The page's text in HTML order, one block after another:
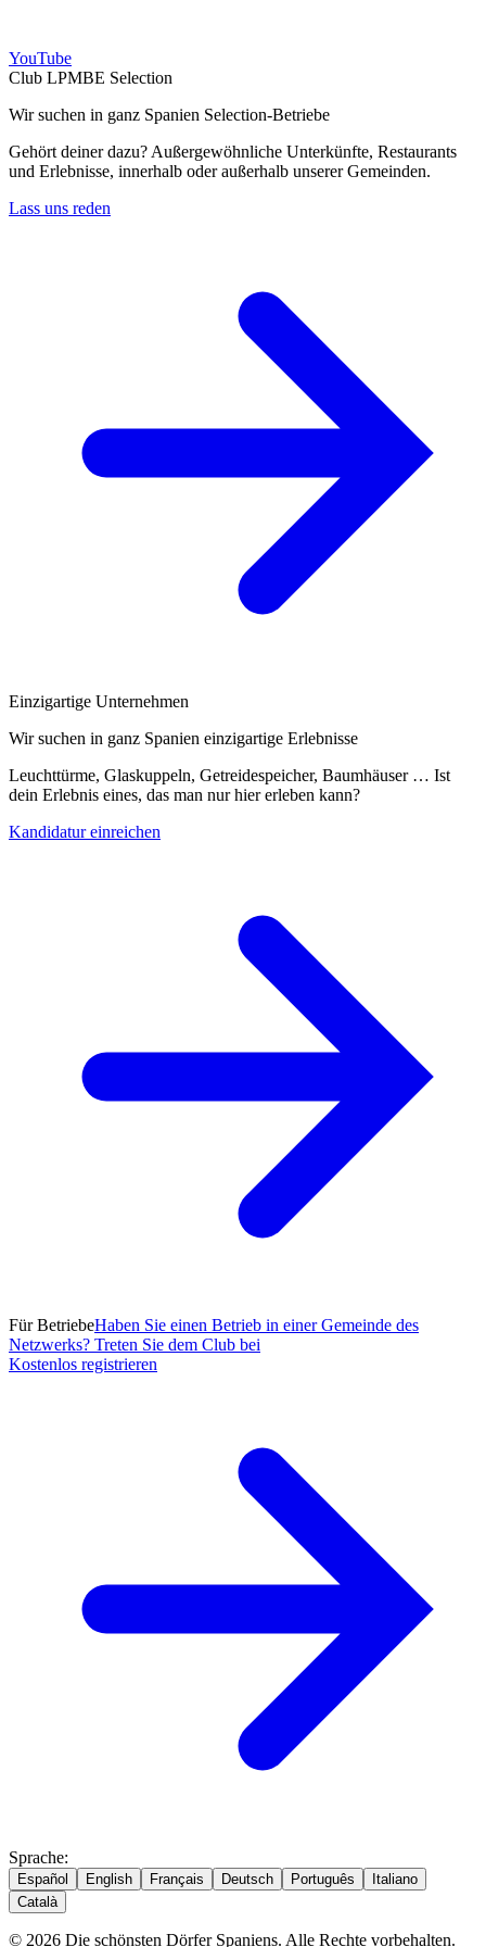
YouTube
Club LPMBE Selection
Wir suchen in ganz Spanien Selection-Betriebe
Gehört deiner dazu? Außergewöhnliche Unterkünfte, Restaurants
und Erlebnisse, innerhalb oder außerhalb unserer Gemeinden.
Lass uns reden
Einzigartige Unternehmen
Wir suchen in ganz Spanien einzigartige Erlebnisse
Leuchttürme, Glaskuppeln, Getreidespeicher, Baumhäuser … Ist
dein Erlebnis eines, das man nur hier erleben kann?
Kandidatur einreichen
Für BetriebeHaben Sie einen Betrieb in einer Gemeinde des
Netzwerks? Treten Sie dem Club bei
Kostenlos registrieren
Sprache:
Español English Français Deutsch Português
Italiano
Català
© 2026 Die schönsten Dörfer Spaniens. Alle Rechte vorbehalten.